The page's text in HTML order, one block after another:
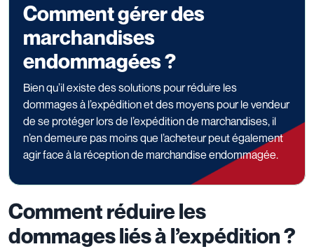
Comment gérer des
marchandises
endommagées ?
Bien qu’il existe des solutions pour réduire les
dommages à l’expédition et des moyens pour le vendeur
de se protéger lors de l’expédition de marchandises, il
n’en demeure pas moins que l’acheteur peut également
agir face à la réception de marchandise endommagée.
Comment réduire les
dommages liés à l’expédition ?